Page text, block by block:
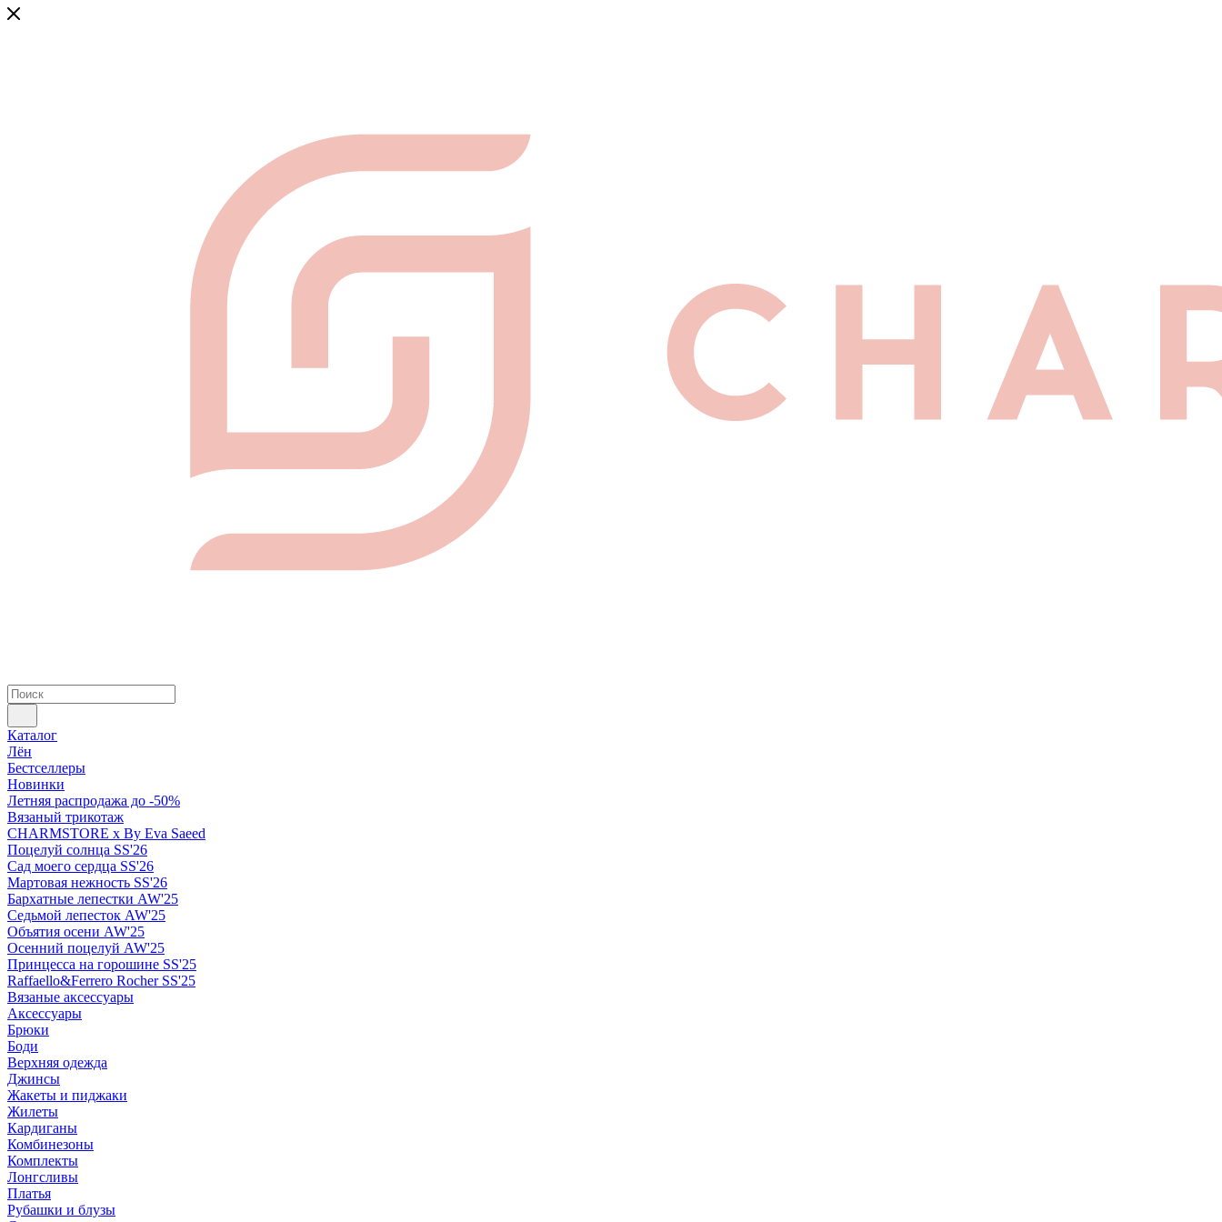
Каталог
Лён
Бестселлеры
Новинки
Летняя распродажа до -50%
Вязаный трикотаж
CHARMSTORE х By Eva Saeed
Поцелуй солнца SS'26
Сад моего сердца SS'26
Мартовая нежность SS'26
Бархатные лепестки AW'25
Седьмой лепесток AW'25
Объятия осени AW'25
Осенний поцелуй AW'25
Принцесса на горошине SS'25
Raffaello&Ferrero Rocher SS'25
Вязаные аксессуары
Аксессуары
Брюки
Боди
Верхняя одежда
Джинсы
Жакеты и пиджаки
Жилеты
Кардиганы
Комбинезоны
Комплекты
Лонгсливы
Платья
Рубашки и блузы